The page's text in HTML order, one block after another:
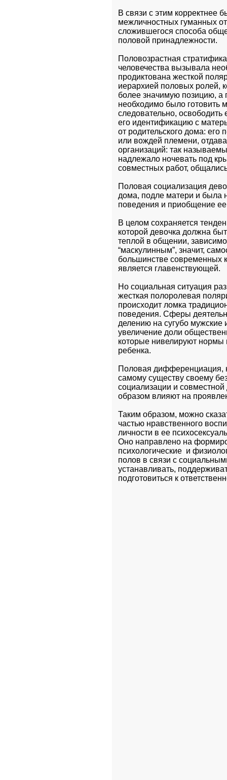
В связи с этим корректнее
межличностных гуманных
сложившегося способа
половой принадлежности.
Половозрастная
человечества вызывала
продиктована жесткой
иерархией половых ролей,
более значимую позицию,
необходимо было готовить
следовательно,
его идентификацию с
от родительского дома: его
или вождей племени,
организаций: так
надлежало ночевать под
совместных работ,
Половая социализация
дома, подле матери и была
поведения и приобщение
В целом сохраняется
которой девочка должна
теплой в общении,
“маскулинным”, значит,
большинстве современных
является главенствующей.
Но социальная ситуация
жесткая полоролевая
происходит ломка
поведения. Сферы
делению на сугубо мужские
увеличение доли
которые нивелируют нормы
ребенка.
Половая дифференциация,
самому существу своему
социализации и
образом влияют на
Таким образом, можно
частью нравственного
личности в ее
Оно направлено на
психологические  и
полов в связи с
устанавливать,
подготовиться к